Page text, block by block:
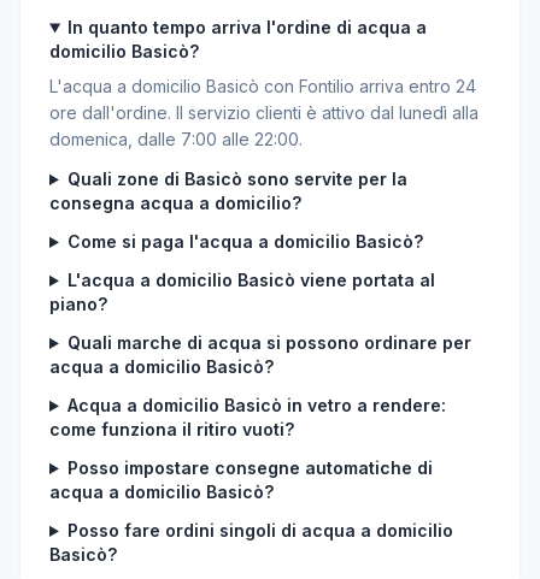
In quanto tempo arriva l'ordine di acqua a
domicilio Basicò?
L'acqua a domicilio Basicò con Fontilio arriva entro 24
ore dall'ordine. Il servizio clienti è attivo dal lunedì alla
domenica, dalle 7:00 alle 22:00.
Quali zone di Basicò sono servite per la
consegna acqua a domicilio?
Come si paga l'acqua a domicilio Basicò?
L'acqua a domicilio Basicò viene portata al
piano?
Quali marche di acqua si possono ordinare per
acqua a domicilio Basicò?
Acqua a domicilio Basicò in vetro a rendere:
come funziona il ritiro vuoti?
Posso impostare consegne automatiche di
acqua a domicilio Basicò?
Posso fare ordini singoli di acqua a domicilio
Basicò?